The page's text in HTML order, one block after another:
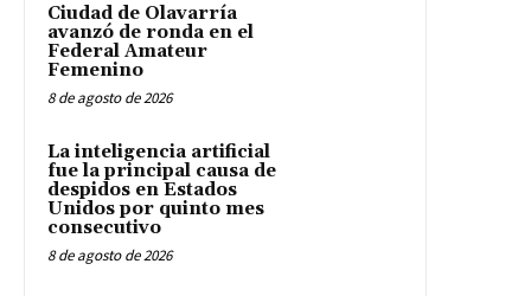
Ciudad de Olavarría
avanzó de ronda en el
Federal Amateur
Femenino
8 de agosto de 2026
La inteligencia artificial
fue la principal causa de
despidos en Estados
Unidos por quinto mes
consecutivo
8 de agosto de 2026